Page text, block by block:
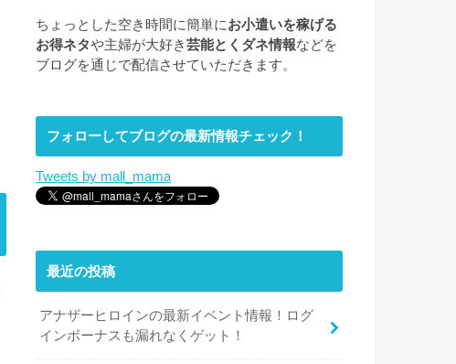
ちょっとした空き時間に簡単にお小遣いを稼げる
お得ネタや主婦が大好き芸能とくダネ情報などを
ブログを通じで配信させていただきます。
フォローしてブログの最新情報チェック！
Tweets by mall_mama
最近の投稿
アナザーヒロインの最新イベント情報！ログ
インボーナスも漏れなくゲット！